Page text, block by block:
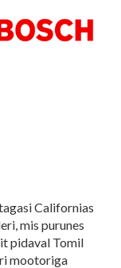
Californias
mis purunes
pidaval Tomil
mootoriga